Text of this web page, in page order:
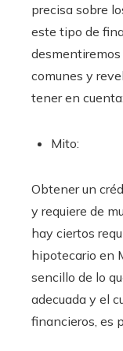
precisa sobre
este tipo de
comunes y
tener en cuenta:
Mito:
Obtener un
y requiere de
hay ciertos
hipotecario en
sencillo de lo
adecuada y el
financieros, es